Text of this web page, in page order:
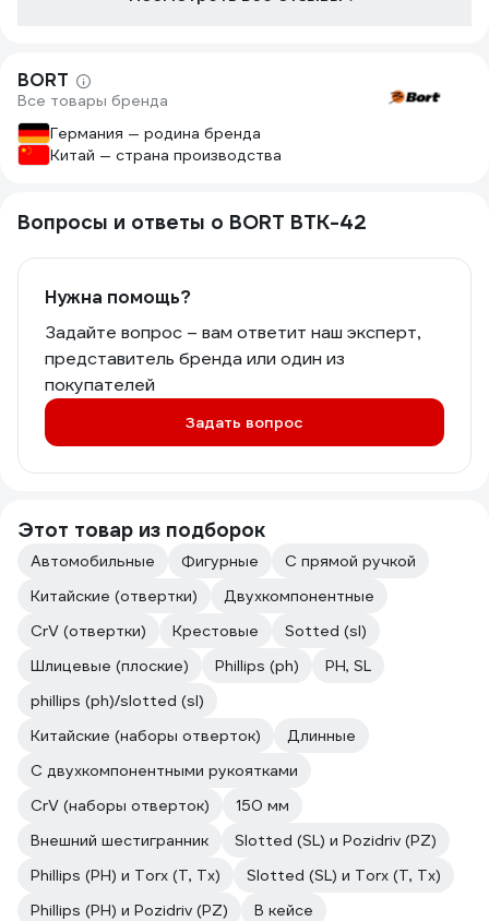
BORT
Все товары бренда
Германия — родина бренда
Китай — страна производства
Вопросы и ответы о BORT BTK-42
Нужна помощь?
Задайте вопрос – вам ответит наш эксперт,
представитель бренда или один из
покупателей
Задать вопрос
Этот товар из подборок
Автомобильные Фигурные
С прямой ручкой
Китайские (отвертки)
Двухкомпонентные
CrV (отвертки)
Крестовые
Sotted (sl)
Шлицевые (плоские)
Phillips (ph)
PH, SL
phillips (ph)/slotted (sl)
Китайские (наборы отверток)
Длинные
С двухкомпонентными рукоятками
CrV (наборы отверток)
150 мм
Внешний шестигранник
Slotted (SL) и Pozidriv (PZ)
Phillips (PH) и Torx (T, Tx)
Slotted (SL) и Torx (T, Tx)
Phillips (PH) и Pozidriv (PZ)
В кейсе